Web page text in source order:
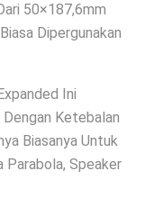
50×187,6mm
Dipergunakan
Ini
Dengan Ketebalan
Biasanya Untuk
Parabola, Speaker